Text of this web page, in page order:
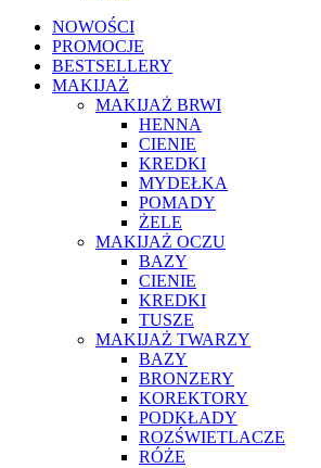
NOWOŚCI
PROMOCJE
BESTSELLERY
MAKIJAŻ
MAKIJAŻ BRWI
HENNA
CIENIE
KREDKI
MYDEŁKA
POMADY
ŻELE
MAKIJAŻ OCZU
BAZY
CIENIE
KREDKI
TUSZE
MAKIJAŻ TWARZY
BAZY
BRONZERY
KOREKTORY
PODKŁADY
ROZŚWIETLACZE
RÓŻE